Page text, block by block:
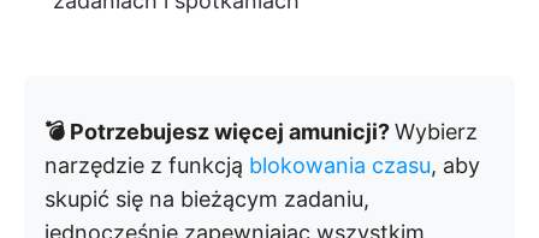
💣 Potrzebujesz więcej amunicji?Wybierz
narzędzie z funkcją blokowania czasu, aby
skupić się na bieżącym zadaniu,
jednocześnie zapewniając wszystkim